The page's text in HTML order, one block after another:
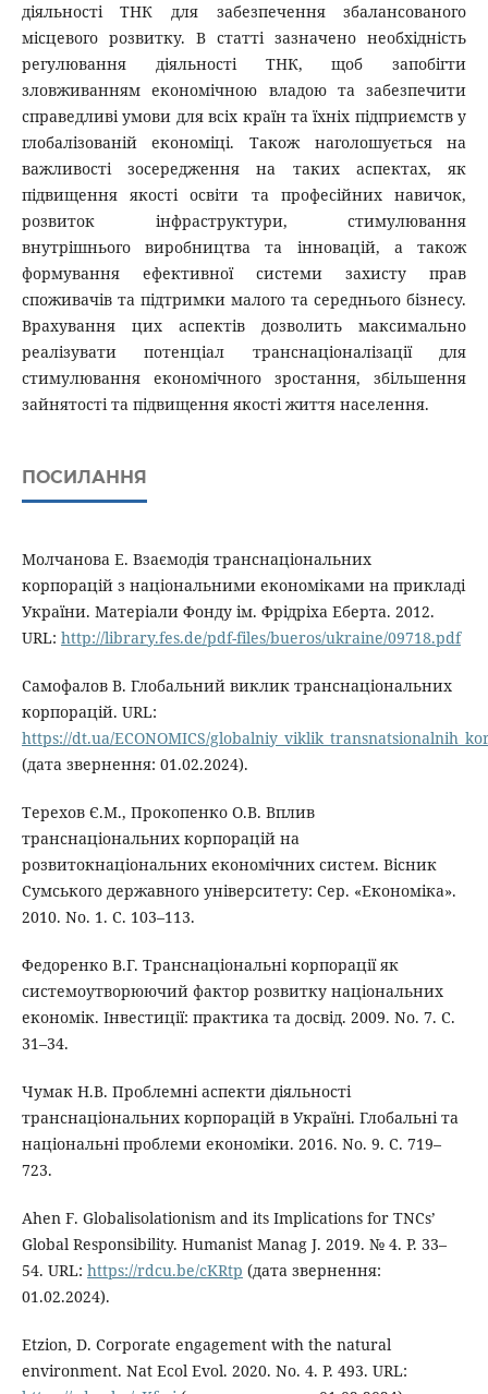
діяльності ТНК для забезпечення збалансованого
місцевого розвитку. В статті зазначено необхідність
регулювання діяльності ТНК, щоб запобігти
зловживанням економічною владою та забезпечити
справедливі умови для всіх країн та їхніх підприємств у
глобалізованій економіці. Також наголошується на
важливості зосередження на таких аспектах, як
підвищення якості освіти та професійних навичок,
розвиток інфраструктури, стимулювання
внутрішнього виробництва та інновацій, а також
формування ефективної системи захисту прав
споживачів та підтримки малого та середнього бізнесу.
Врахування цих аспектів дозволить максимально
реалізувати потенціал транснаціоналізації для
стимулювання економічного зростання, збільшення
зайнятості та підвищення якості життя населення.
ПОСИЛАННЯ
Молчанова Е. Взаємодія транснаціональних
корпорацій з національними економіками на прикладі
України. Матеріали Фонду ім. Фрідріха Еберта. 2012.
URL: http://library.fes.de/pdf-files/bueros/ukraine/09718.pdf
Самофалов В. Глобальний виклик транснаціональних
корпорацій. URL:
https://dt.ua/ECONOMICS/
(дата звернення: 01.02.2024).
Терехов Є.М., Прокопенко О.В. Вплив
транснаціональних корпорацій на
розвитокнаціональних економічних систем. Вісник
Сумського державного університету: Сер. «Економіка».
2010. No. 1. С. 103–113.
Федоренко В.Г. Транснаціональні корпорації як
системоутворюючий фактор розвитку національних
економік. Інвестиції: практика та досвід. 2009. No. 7. С.
31–34.
Чумак Н.В. Проблемні аспекти діяльності
транснаціональних корпорацій в Україні. Глобальні та
національні проблеми економіки. 2016. No. 9. С. 719–
723.
Ahen F. Globalisolationism and its Implications for TNCs’
Global Responsibility. Humanist Manag J. 2019. № 4. Р. 33–
54. URL: https://rdcu.be/cKRtp (дата звернення:
01.02.2024).
Etzion, D. Corporate engagement with the natural
environment. Nat Ecol Evol. 2020. No. 4. P. 493. URL: